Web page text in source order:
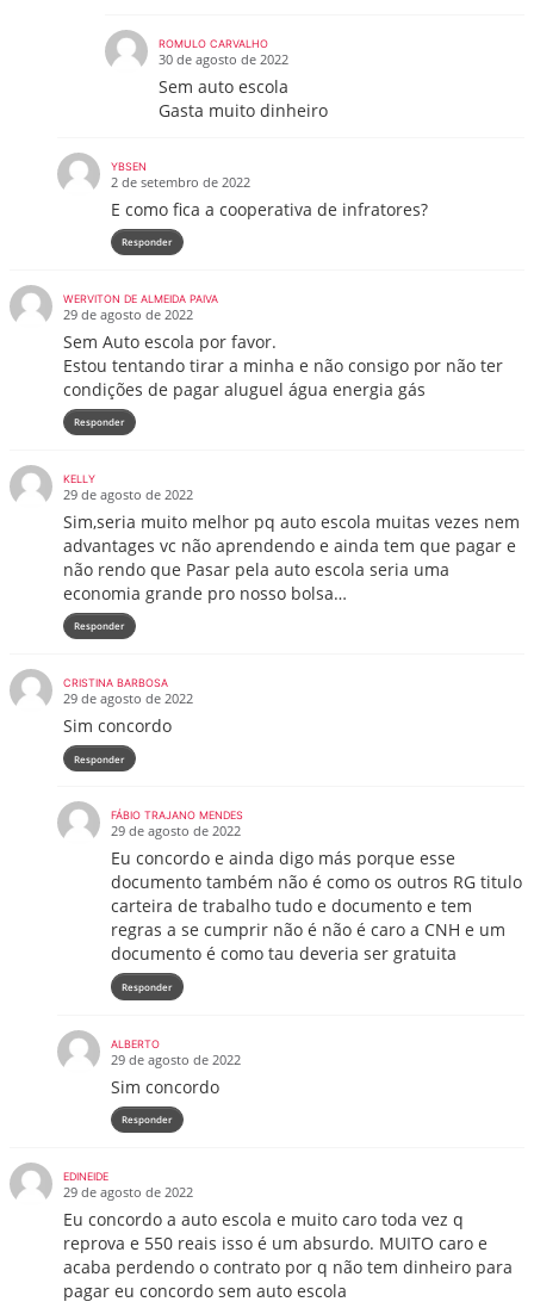
ROMULO CARVALHO
30 de agosto de 2022
Sem auto escola
Gasta muito dinheiro
YBSEN
2 de setembro de 2022
E como fica a cooperativa de infratores?
Responder
WERVITON DE ALMEIDA PAIVA
29 de agosto de 2022
Sem Auto escola por favor.
Estou tentando tirar a minha e não consigo por não ter
condições de pagar aluguel água energia gás
Responder
KELLY
29 de agosto de 2022
Sim,seria muito melhor pq auto escola muitas vezes nem
advantages vc não aprendendo e ainda tem que pagar e
não rendo que Pasar pela auto escola seria uma
economia grande pro nosso bolsa…
Responder
CRISTINA BARBOSA
29 de agosto de 2022
Sim concordo
Responder
FÁBIO TRAJANO MENDES
29 de agosto de 2022
Eu concordo e ainda digo más porque esse
documento também não é como os outros RG titulo
carteira de trabalho tudo e documento e tem
regras a se cumprir não é não é caro a CNH e um
documento é como tau deveria ser gratuita
Responder
ALBERTO
29 de agosto de 2022
Sim concordo
Responder
EDINEIDE
29 de agosto de 2022
Eu concordo a auto escola e muito caro toda vez q
reprova e 550 reais isso é um absurdo. MUITO caro e
acaba perdendo o contrato por q não tem dinheiro para
pagar eu concordo sem auto escola